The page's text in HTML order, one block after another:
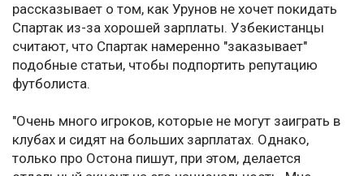
рассказывает о том, как Урунов не хочет покидать
Спартак из-за хорошей зарплаты. Узбекистанцы
считают, что Спартак намеренно "заказывает"
подобные статьи, чтобы подпортить репутацию
футболиста.
"Очень много игроков, которые не могут заиграть в
клубах и сидят на больших зарплатах. Однако,
только про Остона пишут, при этом, делается